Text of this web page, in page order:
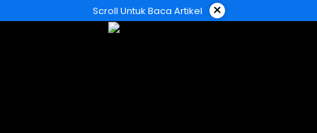
ke
Scroll Untuk Baca Artikel ×